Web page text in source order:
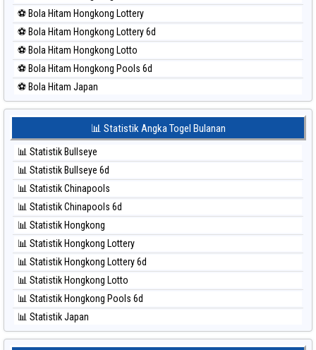
⚽ Bola Merah Sao Paulo
⚽ Bola Merah Singapore
⚽ Bola Merah Sydney
⚽ Bola Merah Sydney Lottery
⚽ Bola Merah Sydney Lottery 6d
⚽ Bola Merah Sydney Lotto
⚽ Bola Merah Sydney Pools 6d
⚽ Bola Merah Taipei
⚽ Bola Merah Taiwan
⚽ Bola Hitam Hongkong Lottery
⚽ Bola Hitam Hongkong Lottery 6d
⚽ Bola Hitam Hongkong Lotto
⚽ Bola Hitam Hongkong Pools 6d
⚽ Bola Hitam Japan
⚽ Bola Hitam Japan 6d
⚽ Bola Hitam Korea
⚽ Bola Hitam Kuda Lari
⚽ Bola Hitam Magnum Cambodia
⚽ Bola Hitam Nagoya
⚽ Bola Hitam North Carolina Day
⚽ Bola Hitam Pcso
⚽ Bola Hitam Sao Paulo
⚽ Bola Hitam Singapore
⚽ Bola Hitam Sydney
⚽ Bola Hitam Sydney Lottery
⚽ Bola Hitam Sydney Lottery 6d
⚽ Bola Hitam Sydney Lotto
⚽ Bola Hitam Sydney Pools 6d
📊 Statistik Angka Togel Bulanan
📊 Statistik Bullseye
📊 Statistik Bullseye 6d
📊 Statistik Chinapools
📊 Statistik Chinapools 6d
📊 Statistik Hongkong
📊 Statistik Hongkong Lottery
📊 Statistik Hongkong Lottery 6d
📊 Statistik Hongkong Lotto
📊 Statistik Hongkong Pools 6d
📊 Statistik Japan
📊 Statistik Japan 6d